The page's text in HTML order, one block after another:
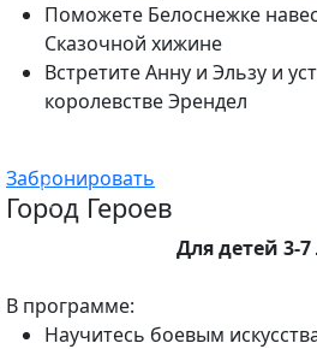
Поможете Белоснежке
Сказочной хижине
Встретите Анну и Эльзу и
королевстве Эрендел
Забронировать
Город Героев
Для детей 3-7
В программе:
Научитесь боевым